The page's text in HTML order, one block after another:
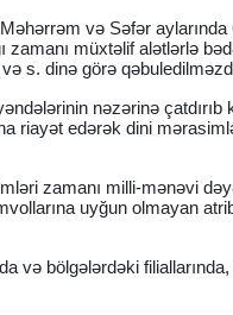
və Səfər
zamanı müxtəlif alətlərlə
s. dinə görə
nəzərinə
riayət edərək dini
zamanı milli-mənəvi
uyğun olmayan
və bölgələrdəki